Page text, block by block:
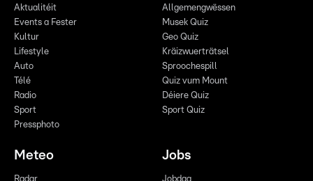
Aktualitéit
Events a Fester
Kultur
Lifestyle
Auto
Télé
Radio
Sport
Pressphoto
Allgemengwëssen
Musek Quiz
Geo Quiz
Kräizwuerträtsel
Sproochespill
Quiz vum Mount
Déiere Quiz
Sport Quiz
Meteo
Radar
Jobs
Jobdag